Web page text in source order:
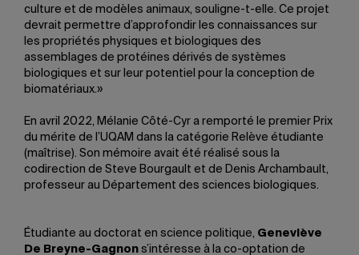
culture et de modèles animaux, souligne-t-elle. Ce projet
devrait permettre d’approfondir les connaissances sur
les propriétés physiques et biologiques des
assemblages de protéines dérivés de systèmes
biologiques et sur leur potentiel pour la conception de
biomatériaux.»
En avril 2022, Mélanie Côté-Cyr a remporté le premier Prix
du mérite de l’UQAM dans la catégorie Relève étudiante
(maîtrise). Son mémoire avait été réalisé sous la
codirection de Steve Bourgault et de Denis Archambault,
professeur au Département des sciences biologiques.
Étudiante au doctorat en science politique, Geneviève
De Breyne-Gagnon s’intéresse à la co-optation de